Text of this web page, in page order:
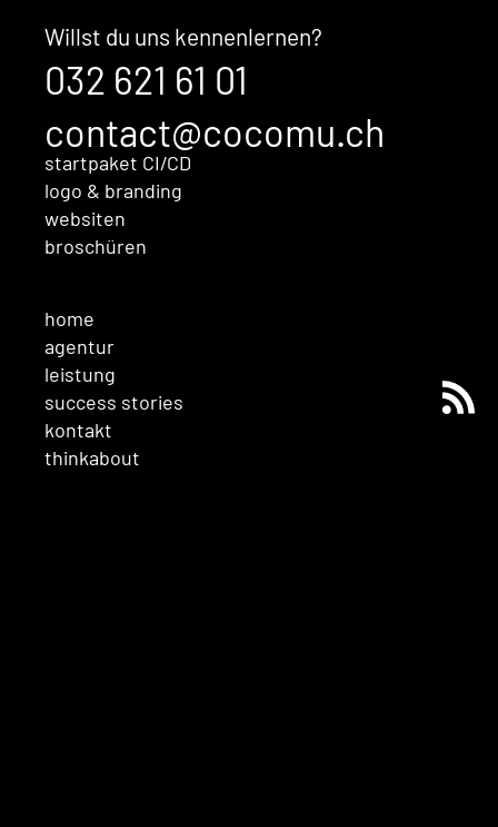
bevor Sales überhaupt im
Gespräch ist
home
agentur
leistung
success stories
kontakt
thinkabout
Willst du uns kennenlernen?
032 621 61 01
contact@cocomu.ch
startpaket CI/CD
logo & branding
websiten
broschüren